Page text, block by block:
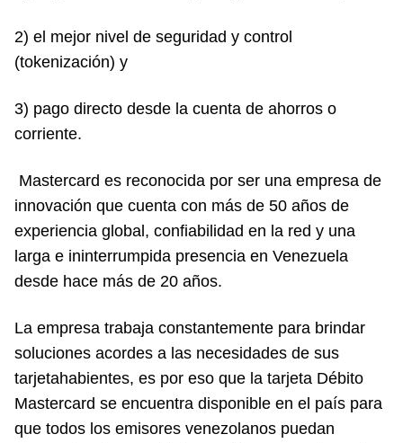
2) el mejor nivel de seguridad y control
(tokenización) y
3) pago directo desde la cuenta de ahorros o
corriente.
Mastercard es reconocida por ser una empresa de
innovación que cuenta con más de 50 años de
experiencia global, confiabilidad en la red y una
larga e ininterrumpida presencia en Venezuela
desde hace más de 20 años.
La empresa trabaja constantemente para brindar
soluciones acordes a las necesidades de sus
tarjetahabientes, es por eso que la tarjeta Débito
Mastercard se encuentra disponible en el país para
que todos los emisores venezolanos puedan